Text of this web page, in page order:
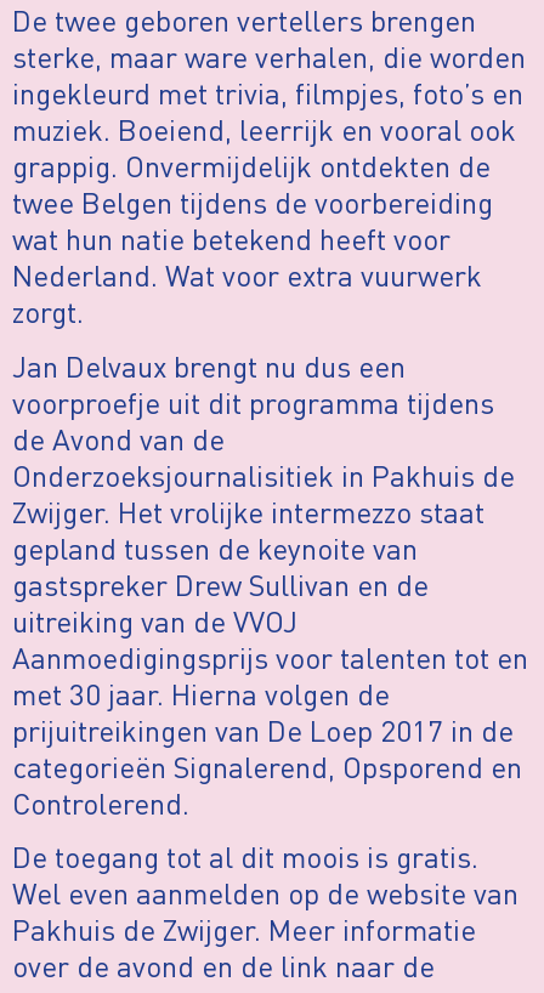
De twee geboren vertellers brengen
sterke, maar ware verhalen, die worden
ingekleurd met trivia, filmpjes, foto’s en
muziek. Boeiend, leerrijk en vooral ook
grappig. Onvermijdelijk ontdekten de
twee Belgen tijdens de voorbereiding
wat hun natie betekend heeft voor
Nederland. Wat voor extra vuurwerk
zorgt.
Jan Delvaux brengt nu dus een
voorproefje uit dit programma tijdens
de Avond van de
Onderzoeksjournalisitiek in Pakhuis de
Zwijger. Het vrolijke intermezzo staat
gepland tussen de keynoite van
gastspreker Drew Sullivan en de
uitreiking van de VVOJ
Aanmoedigingsprijs voor talenten tot en
met 30 jaar. Hierna volgen de
prijuitreikingen van De Loep 2017 in de
categorieën Signalerend, Opsporend en
Controlerend.
De toegang tot al dit moois is gratis.
Wel even aanmelden op de website van
Pakhuis de Zwijger. Meer informatie
over de avond en de link naar de